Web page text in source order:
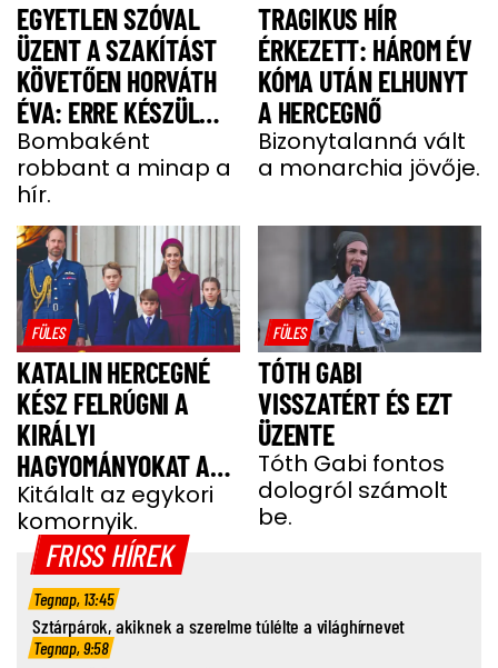
EGYETLEN SZÓVAL
ÜZENT A SZAKÍTÁST
KÖVETŐEN HORVÁTH
ÉVA: ERRE KÉSZÜL
MOST A MODELL
Bombaként
robbant a minap a
hír.
TRAGIKUS HÍR
ÉRKEZETT: HÁROM ÉV
KÓMA UTÁN ELHUNYT
A HERCEGNŐ
Bizonytalanná vált
a monarchia jövője.
FÜLES
KATALIN HERCEGNÉ
KÉSZ FELRÚGNI A
KIRÁLYI
HAGYOMÁNYOKAT A
GYEREKEI MIATT
Kitálalt az egykori
komornyik.
FÜLES
TÓTH GABI
VISSZATÉRT ÉS EZT
ÜZENTE
Tóth Gabi fontos
dologról számolt
be.
FRISS HÍREK
Tegnap, 13:45
Sztárpárok, akiknek a szerelme túlélte a világhírnevet
Tegnap, 9:58